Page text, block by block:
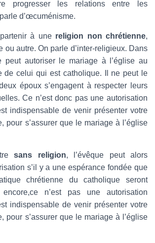
progresser les relations entre les
d’œcuménisme.
à une religion non chrétienne,
ou autre. On parle d’inter-religieux. Dans
peut autoriser le mariage à l’église au
de celui qui est catholique. Il ne peut le
époux s’engagent à respecter leurs
Ce n’est donc pas une autorisation
indispensable de venir présenter votre
pour s’assurer que le mariage à l’église
sans religion, l’évêque peut alors
s’il y a une espérance fondée que
chrétienne du catholique seront
n’est pas une autorisation
indispensable de venir présenter votre
pour s’assurer que le mariage à l’église